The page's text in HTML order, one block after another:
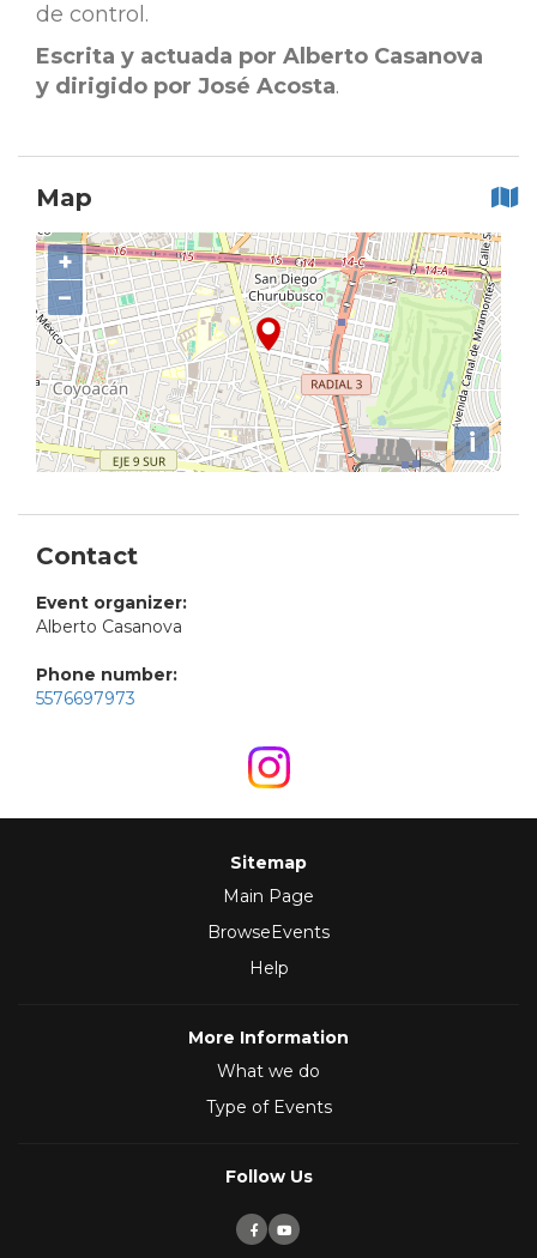
de control.
Escrita y actuada por Alberto Casanova
y dirigido por José Acosta.
Map
+
−
i
Contact
Event organizer:
Alberto Casanova
Phone number:
5576697973
Sitemap
Main Page
BrowseEvents
Help
More Information
What we do
Type of Events
Follow Us